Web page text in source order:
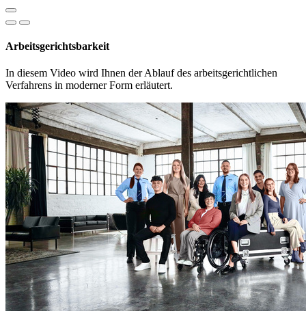
Arbeitsgerichtsbarkeit
In diesem Video wird Ihnen der Ablauf des arbeitsgerichtlichen
Verfahrens in moderner Form erläutert.